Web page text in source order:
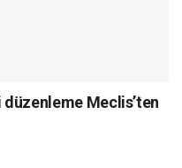
düzenleme Meclis’ten